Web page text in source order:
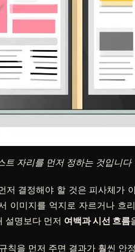
트 자리를 먼저 정하는 것입니다
저 결정해야 할 것은 피사체가
이미지를 억지로 자르거나 흐
설명보다 먼저 여백과 시선 흐름
칙을 먼저 주면 결과가 훨씬 안